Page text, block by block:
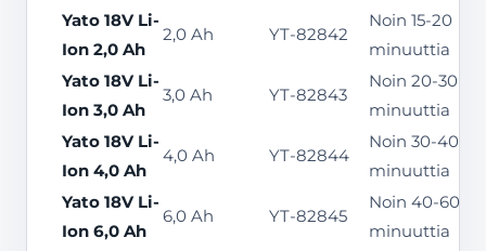
Yato 18V Li-
Ion 2,0 Ah
2,0 Ah YT-82842
Noin 15-20
minuuttia
Yato 18V Li-
Ion 3,0 Ah
3,0 Ah YT-82843
Noin 20-30
minuuttia
Yato 18V Li-
Ion 4,0 Ah
4,0 Ah YT-82844
Noin 30-40
minuuttia
Yato 18V Li-
Ion 6,0 Ah
6,0 Ah YT-82845
Noin 40-60
minuuttia